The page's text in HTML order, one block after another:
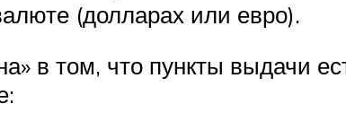
(долларах или евро).
в том, что пункты выдачи